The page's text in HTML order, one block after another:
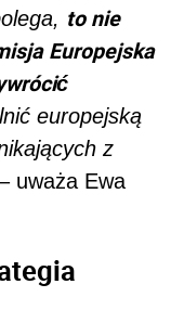
to nie
Europejska
europejską
z
uważa Ewa